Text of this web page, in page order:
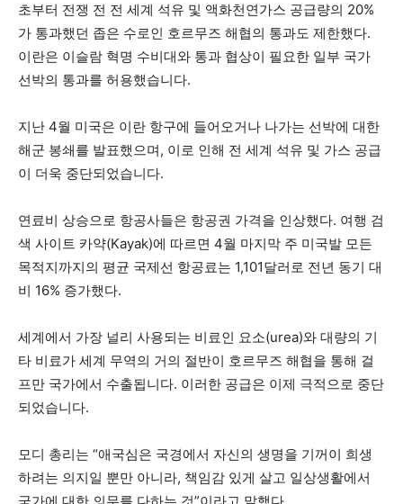
초부터 전쟁 전 전 세계 석유 및 액화천연가스 공급량의 20%
가 통과했던 좁은 수로인 호르무즈 해협의 통과도 제한했다.
이란은 이슬람 혁명 수비대와 통과 협상이 필요한 일부 국가
선박의 통과를 허용했습니다.
지난 4월 미국은 이란 항구에 들어오거나 나가는 선박에 대한
해군 봉쇄를 발표했으며, 이로 인해 전 세계 석유 및 가스 공급
이 더욱 중단되었습니다.
연료비 상승으로 항공사들은 항공권 가격을 인상했다. 여행 검
색 사이트 카약(Kayak)에 따르면 4월 마지막 주 미국발 모든
목적지까지의 평균 국제선 항공료는 1,101달러로 전년 동기 대
비 16% 증가했다.
세계에서 가장 널리 사용되는 비료인 요소(urea)와 대량의 기
타 비료가 세계 무역의 거의 절반이 호르무즈 해협을 통해 걸
프만 국가에서 수출됩니다. 이러한 공급은 이제 극적으로 중단
되었습니다.
모디 총리는 “애국심은 국경에서 자신의 생명을 기꺼이 희생
하려는 의지일 뿐만 아니라, 책임감 있게 살고 일상생활에서